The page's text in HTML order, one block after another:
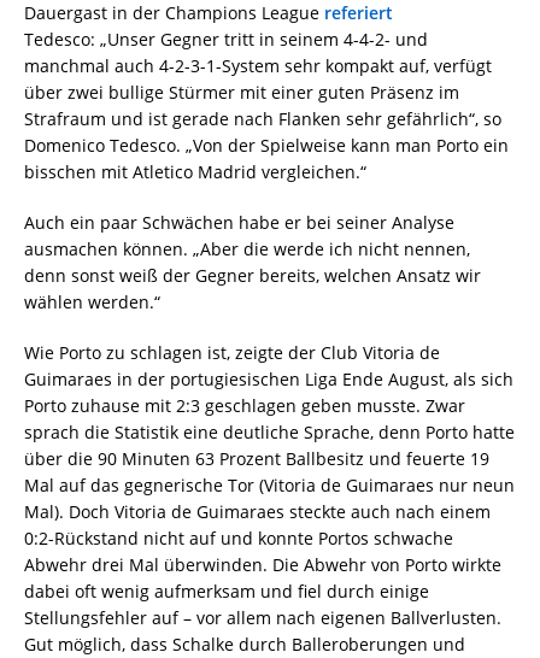
Dauergast in der Champions League referiert
Tedesco: „Unser Gegner tritt in seinem 4-4-2- und
manchmal auch 4-2-3-1-System sehr kompakt auf, verfügt
über zwei bullige Stürmer mit einer guten Präsenz im
Strafraum und ist gerade nach Flanken sehr gefährlich“, so
Domenico Tedesco. „Von der Spielweise kann man Porto ein
bisschen mit Atletico Madrid vergleichen.“
Auch ein paar Schwächen habe er bei seiner Analyse
ausmachen können. „Aber die werde ich nicht nennen,
denn sonst weiß der Gegner bereits, welchen Ansatz wir
wählen werden.“
Wie Porto zu schlagen ist, zeigte der Club Vitoria de
Guimaraes in der portugiesischen Liga Ende August, als sich
Porto zuhause mit 2:3 geschlagen geben musste. Zwar
sprach die Statistik eine deutliche Sprache, denn Porto hatte
über die 90 Minuten 63 Prozent Ballbesitz und feuerte 19
Mal auf das gegnerische Tor (Vitoria de Guimaraes nur neun
Mal). Doch Vitoria de Guimaraes steckte auch nach einem
0:2-Rückstand nicht auf und konnte Portos schwache
Abwehr drei Mal überwinden. Die Abwehr von Porto wirkte
dabei oft wenig aufmerksam und fiel durch einige
Stellungsfehler auf – vor allem nach eigenen Ballverlusten.
Gut möglich, dass Schalke durch Balleroberungen und